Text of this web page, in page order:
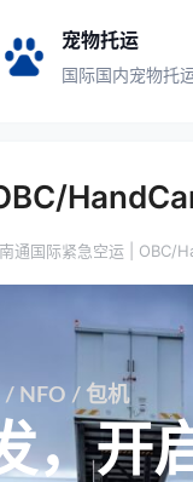
宠物托运
国际国内宠物托
南通国际紧急空运 | OBC/
/ NFO / 包机
，开